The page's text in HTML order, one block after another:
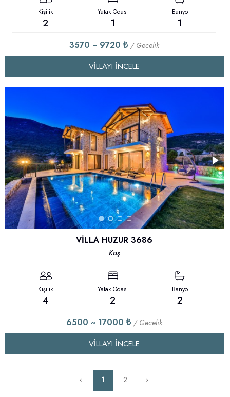
Kişilik
2
Yatak Odası
1
Banyo
1
3570 ~ 9720 ₺ / Gecelik
VILLAYI İNCELE
VİLLA HUZUR 3686
Kaş
Kişilik
4
Yatak Odası
2
Banyo
2
6500 ~ 17000 ₺ / Gecelik
VILLAYI İNCELE
‹ 1 2 ›